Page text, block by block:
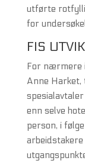
utførte
for
FIS
For nærmere
Anne Harket,
enn selve
person, i